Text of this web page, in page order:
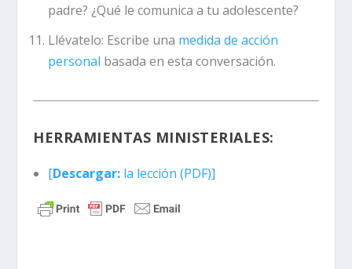
padre? ¿Qué le comunica a tu adolescente?
Llévatelo: Escribe una medida de acción
personal basada en esta conversación.
HERRAMIENTAS MINISTERIALES:
[Descargar:la lección (PDF)]